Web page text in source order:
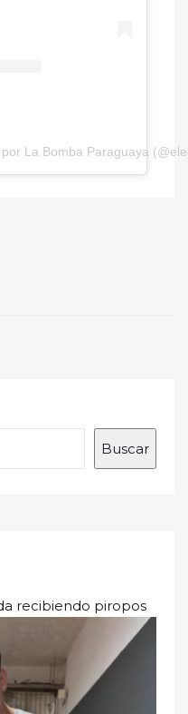
La Bomba Paraguaya
Buscar
recibiendo piropos